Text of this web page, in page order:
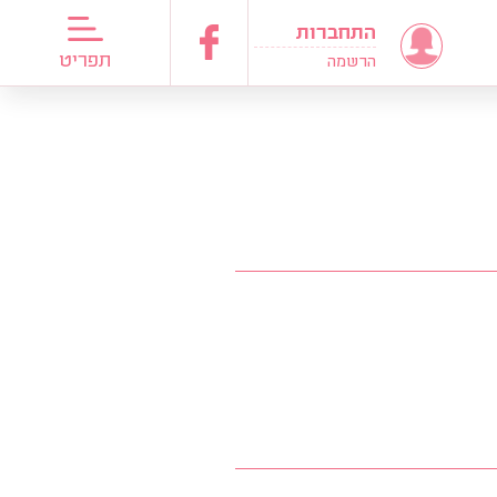
תפריט
התחברות
הרשמה
מדריכות כלות